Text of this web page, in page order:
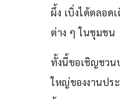
ผึ้ง เบิ่งได้ตลอด
ต่าง ๆ ในชุมชน
ทั้งนี้ขอเชิญชวน
ใหญ่ของงานปร